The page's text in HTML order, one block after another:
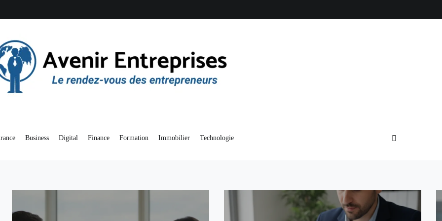
Business Digital Finance Formation Immobilier Technologie